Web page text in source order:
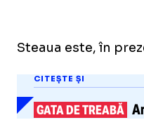
Steaua este, în
CITEȘTE ȘI
GATA DE TREABĂ